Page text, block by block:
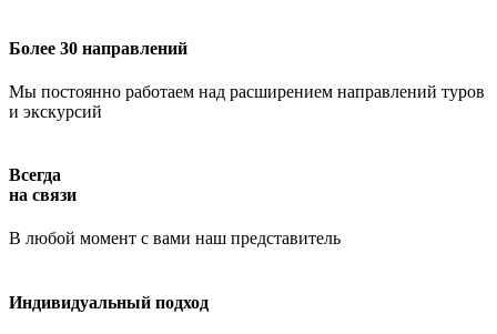
Более 30 направлений
Мы постоянно работаем над расширением направлений туров
и экскурсий
Всегда
на связи
В любой момент с вами наш представитель
Индивидуальный подход